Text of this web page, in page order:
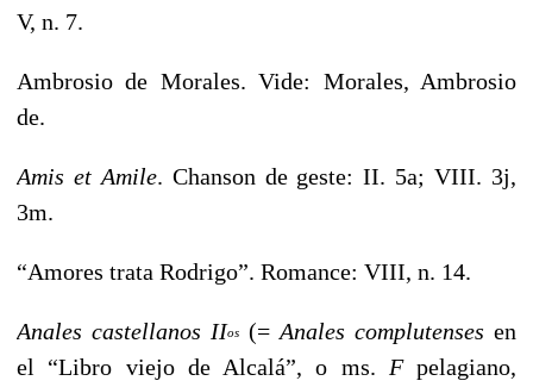
V, n. 7.
Ambrosio de Morales. Vide: Morales, Ambrosio
de.
Amis et Amile. Chanson de geste: II. 5a; VIII. 3j,
3m.
“Amores trata Rodrigo”. Romance: VIII, n. 14.
Anales castellanos IIos (= Anales complutenses en
el “Libro viejo de Alcalá”, o ms. F pelagiano,